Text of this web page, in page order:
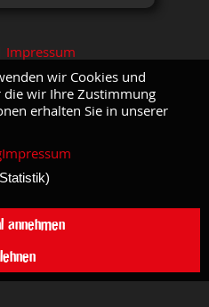
Impressum
wir Cookies und
wir Ihre Zustimmung
erhalten Sie in unserer
Impressum
annehmen